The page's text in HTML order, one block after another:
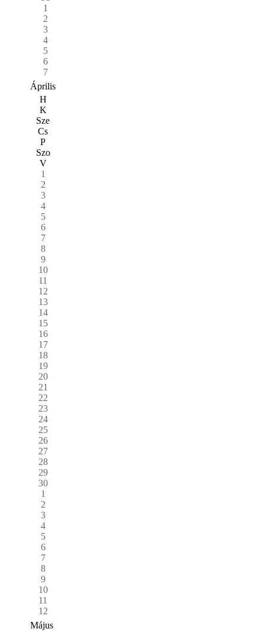
1
2
3
4
5
6
7
Április
H
K
Sze
Cs
P
Szo
V
1
2
3
4
5
6
7
8
9
10
11
12
13
14
15
16
17
18
19
20
21
22
23
24
25
26
27
28
29
30
1
2
3
4
5
6
7
8
9
10
11
12
Május